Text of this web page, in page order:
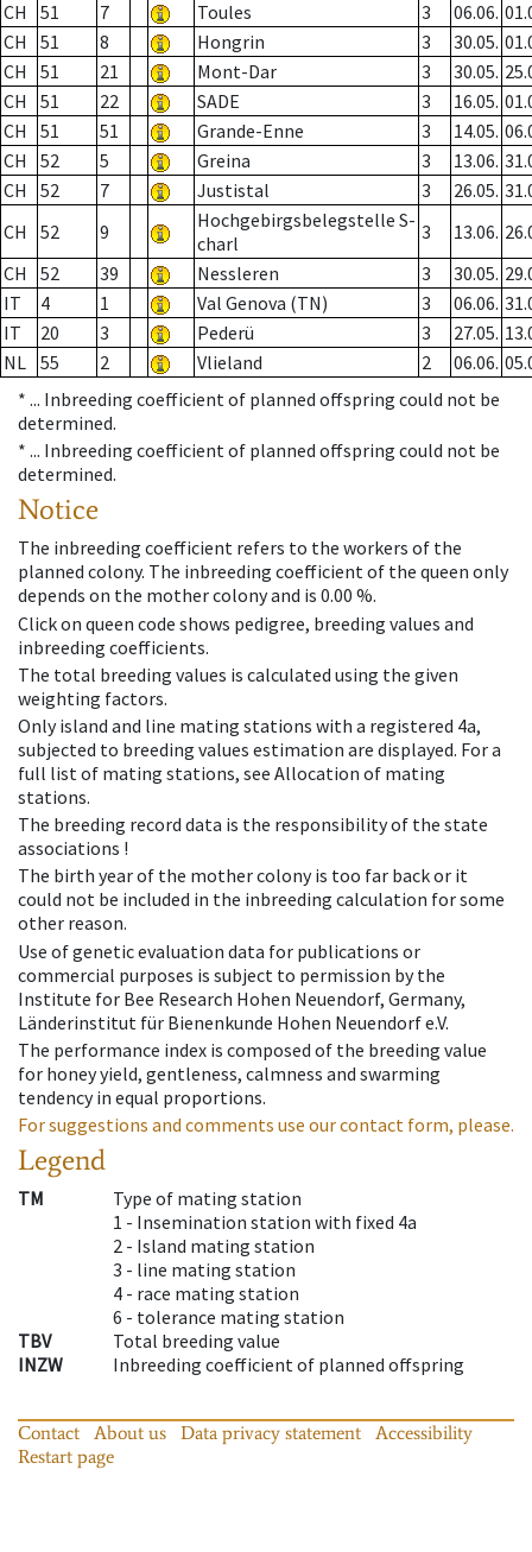
CH 51 7 Toules 3 06.06.
CH
51 8 Hongrin 3 30.05.
CH
51 21 Mont-Dar 3 30.05.
CH
51 22 SADE 3 16.05.
CH
51 51 Grande-Enne 3 14.05.
CH
52 5 Greina 3 13.06.
CH
52 7 Justistal 3 26.05.
CH
52 9
Hochgebirgsbelegstelle S-
charl
3 13.06.
CH
52 39 Nessleren 3 30.05.
IT
4 1 Val Genova (TN) 3 06.06.
IT
20 3 Pederü 3 27.05.
NL 55 2 Vlieland 2 06.06.
* ... Inbreeding coefficient of planned offspring could not be
determined.
* ... Inbreeding coefficient of planned offspring could not be
determined.
Notice
The inbreeding coefficient refers to the workers of the
planned colony. The inbreeding coefficient of the queen only
depends on the mother colony and is 0.00 %.
Click on queen code shows pedigree, breeding values and
inbreeding coefficients.
The total breeding values is calculated using the given
weighting factors.
Only island and line mating stations with a registered 4a,
subjected to breeding values estimation are displayed. For a
full list of mating stations, see Allocation of mating
stations.
The breeding record data is the responsibility of the state
associations !
The birth year of the mother colony is too far back or it
could not be included in the inbreeding calculation for some
other reason.
Use of genetic evaluation data for publications or
commercial purposes is subject to permission by the
Institute for Bee Research Hohen Neuendorf, Germany,
Länderinstitut für Bienenkunde Hohen Neuendorf e.V.
The performance index is composed of the breeding value
for honey yield, gentleness, calmness and swarming
tendency in equal proportions.
For suggestions and comments use our contact form, please.
Legend
TM
Type of mating station
1 - Insemination station with fixed 4a
2 - Island mating station
3 - line mating station
4 - race mating station
6 - tolerance mating station
TBV
Total breeding value
INZW
Inbreeding coefficient of planned offspring
Contact About us Data privacy statement
Accessibility
Restart page